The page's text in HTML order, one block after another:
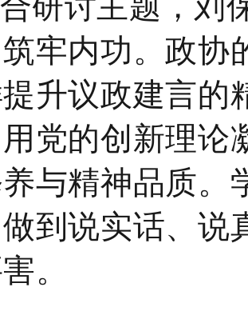
牢内功。政协
升议政建言的
党的创新理论
与精神品质。
到说实话、说
。